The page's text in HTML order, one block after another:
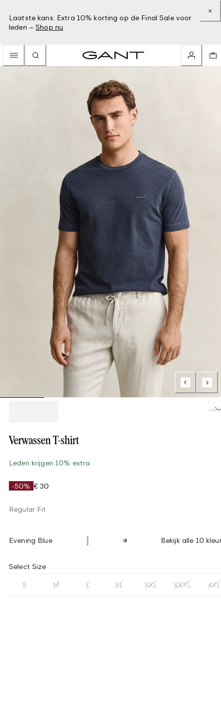
Laatste kans: Extra 10% korting op de Final Sale voor
leden – Shop nu
Loading...
Verwassen T-shirt
Leden krijgen 10% extra
-50% € 30
Regular Fit
Evening Blue Bekijk alle 10
Select Size
S M L XL XXL XXXL 4XL